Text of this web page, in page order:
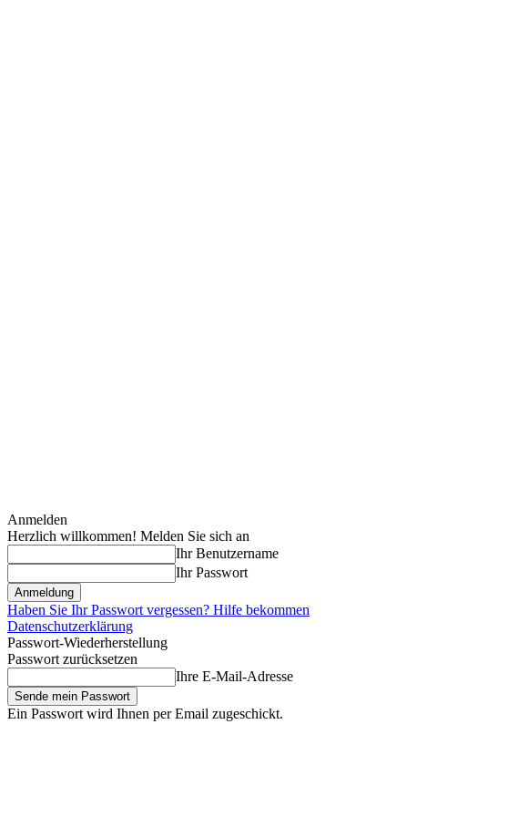
Anmelden
Herzlich willkommen! Melden Sie sich an
Ihr Benutzername
Ihr Passwort
Haben Sie Ihr Passwort vergessen? Hilfe bekommen
Datenschutzerklärung
Passwort-Wiederherstellung
Passwort zurücksetzen
Ihre E-Mail-Adresse
Ein Passwort wird Ihnen per Email zugeschickt.